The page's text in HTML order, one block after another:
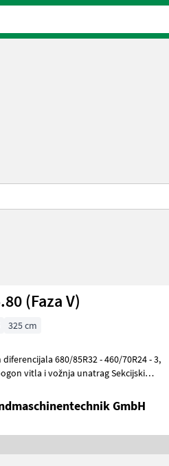
(Faza V)
325 cm
680/85R32 - 460/70R24 - 3,
vitla i vožnja unatrag Sekcijski
GmbH